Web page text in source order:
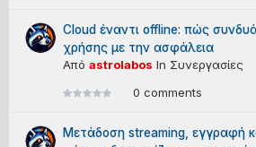
Cloud έναντι offline: πώς
χρήσης με την ασφάλεια
Από astrolabos In Συνεργασίες
0 comments
Μετάδοση streaming, εγγραφή